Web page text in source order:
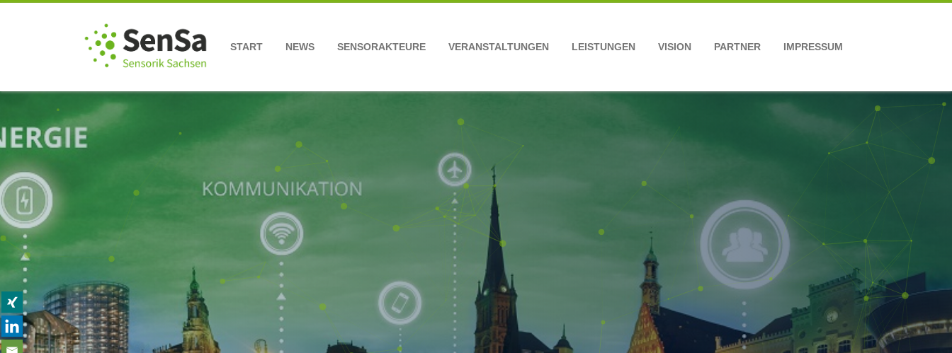
START NEWS SENSORAKTEURE VERANSTALTUNGEN LEISTUNGEN VISION PARTNER IMPRESSUM